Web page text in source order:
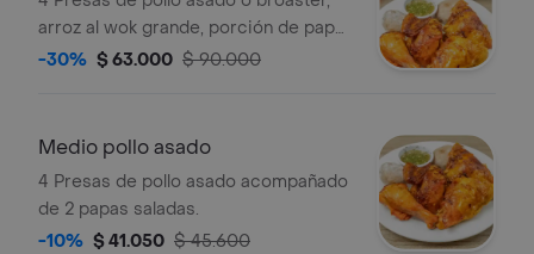
arroz al wok grande, porción de papa
francesa y gaseosa 1.5 l a elección.
-30% $ 63.000 $ 90.000
Medio pollo asado
4 Presas de pollo asado acompañado
de 2 papas saladas.
-10% $ 41.050 $ 45.600